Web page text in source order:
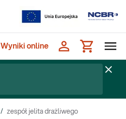
Wyniki online
/ zespół jelita drażliwego